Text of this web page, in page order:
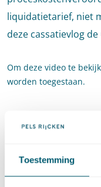
Toestemming
liquidatietarief, niet
deze cassatievlog
Om deze video te
worden toegestaan.